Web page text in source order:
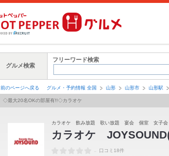
グルメ検索
フリーワード検索
前のページへ戻る グルメ・予約情報 全国 山形 山形市 山形駅
◇最大20名OKの部屋有!!◇カラオケ
カラオケ 飲み放題 歌い放題 宴会 個室 女子会
カラオケ
口コミ18件